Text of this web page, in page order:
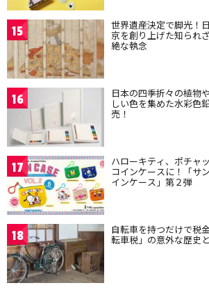
15 世界遺産決定で脚光！
京を創り上げた知られ
絶な執念
16 日本の四季折々の植物
しい色を集めた水彩色
売！
17 ハローキティ、ポチャ
コインケースに！「サ
インケース」第２弾
18 自転車を持つだけで税
転車税」の意外な歴史